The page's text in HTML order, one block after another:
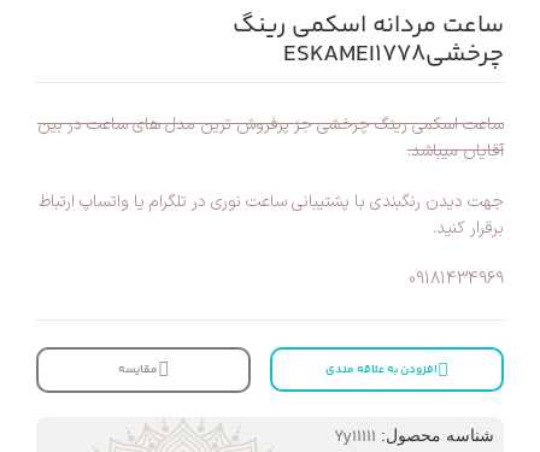
ساعت مردانه اسکمی رینگ
چرخشیESKAMEI1778
ساعت اسکمی رینگ چرخشی جز پرفروش ترین مدل های ساعت در بین
آقایان میباشد.
جهت دیدن رنگبندی با پشتیبانی ساعت نوری در تلگرام یا واتساپ ارتباط
برقرار کنید.
09181434969
افزودن به علاقه مندی مقایسه
شناسه محصول: Yy11111